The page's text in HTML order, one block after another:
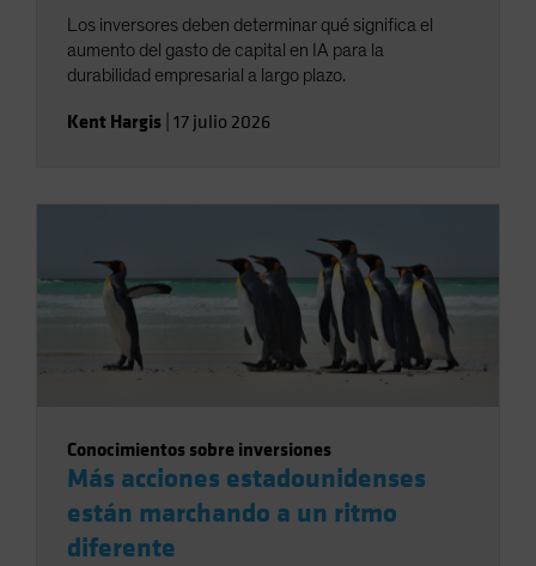
Los inversores deben determinar qué significa el
aumento del gasto de capital en IA para la
durabilidad empresarial a largo plazo.
Kent Hargis 17 julio 2026
Conocimientos sobre inversiones
Más acciones estadounidenses
están marchando a un ritmo
diferente